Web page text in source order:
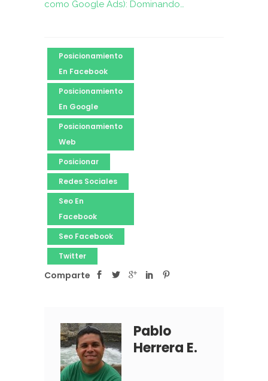
como Google Ads): Dominando…
Posicionamiento
En Facebook
Posicionamiento
En Google
Posicionamiento
Web
Posicionar
Redes Sociales
Seo En
Facebook
Seo Facebook
Twitter
Comparte
Pablo
Herrera E.